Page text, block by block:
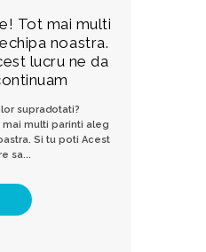
Tot mai multi
noastra.
lucru ne da
supradotati?
multi parinti aleg
Si tu poti Acest
sa...